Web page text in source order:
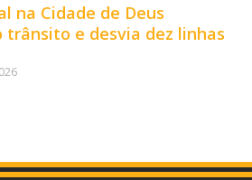
na Cidade de Deus
trânsito e desvia dez linhas